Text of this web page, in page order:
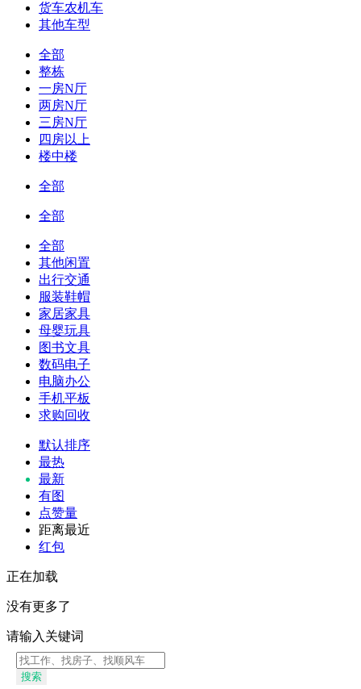
货车农机车
其他车型
全部
整栋
一房N厅
两房N厅
三房N厅
四房以上
楼中楼
全部
全部
全部
其他闲置
出行交通
服装鞋帽
家居家具
母婴玩具
图书文具
数码电子
电脑办公
手机平板
求购回收
默认排序
最热
最新
有图
点赞量
距离最近
红包
正在加载
没有更多了
请输入关键词
搜索